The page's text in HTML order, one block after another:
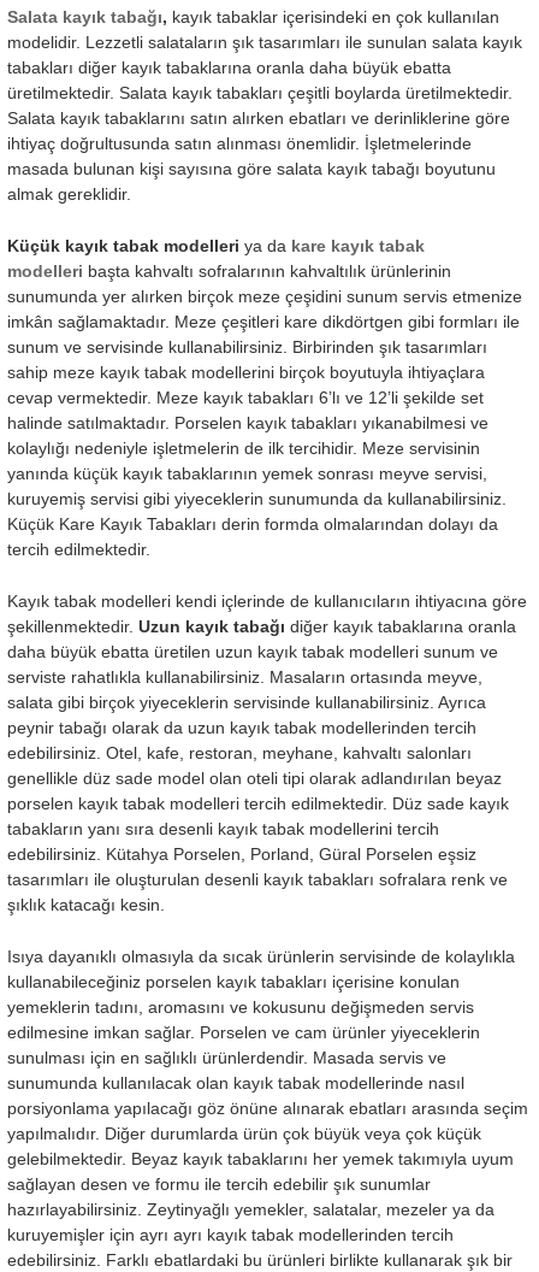
Salata kayık tabağı, kayık tabaklar içerisindeki en çok kullanılan
modelidir. Lezzetli salataların şık tasarımları ile sunulan salata kayık
tabakları diğer kayık tabaklarına oranla daha büyük ebatta
üretilmektedir. Salata kayık tabakları çeşitli boylarda üretilmektedir.
Salata kayık tabaklarını satın alırken ebatları ve derinliklerine göre
ihtiyaç doğrultusunda satın alınması önemlidir. İşletmelerinde
masada bulunan kişi sayısına göre salata kayık tabağı boyutunu
almak gereklidir.
Küçük kayık tabak modelleri ya da kare kayık tabak
modelleri başta kahvaltı sofralarının kahvaltılık ürünlerinin
sunumunda yer alırken birçok meze çeşidini sunum servis etmenize
imkân sağlamaktadır. Meze çeşitleri kare dikdörtgen gibi formları ile
sunum ve servisinde kullanabilirsiniz. Birbirinden şık tasarımları
sahip meze kayık tabak modellerini birçok boyutuyla ihtiyaçlara
cevap vermektedir. Meze kayık tabakları 6’lı ve 12’li şekilde set
halinde satılmaktadır. Porselen kayık tabakları yıkanabilmesi ve
kolaylığı nedeniyle işletmelerin de ilk tercihidir. Meze servisinin
yanında küçük kayık tabaklarının yemek sonrası meyve servisi,
kuruyemiş servisi gibi yiyeceklerin sunumunda da kullanabilirsiniz.
Küçük Kare Kayık Tabakları derin formda olmalarından dolayı da
tercih edilmektedir.
Kayık tabak modelleri kendi içlerinde de kullanıcıların ihtiyacına göre
şekillenmektedir. Uzun kayık tabağı diğer kayık tabaklarına oranla
daha büyük ebatta üretilen uzun kayık tabak modelleri sunum ve
serviste rahatlıkla kullanabilirsiniz. Masaların ortasında meyve,
salata gibi birçok yiyeceklerin servisinde kullanabilirsiniz. Ayrıca
peynir tabağı olarak da uzun kayık tabak modellerinden tercih
edebilirsiniz. Otel, kafe, restoran, meyhane, kahvaltı salonları
genellikle düz sade model olan oteli tipi olarak adlandırılan beyaz
porselen kayık tabak modelleri tercih edilmektedir. Düz sade kayık
tabakların yanı sıra desenli kayık tabak modellerini tercih
edebilirsiniz. Kütahya Porselen, Porland, Güral Porselen eşsiz
tasarımları ile oluşturulan desenli kayık tabakları sofralara renk ve
şıklık katacağı kesin.
Isıya dayanıklı olmasıyla da sıcak ürünlerin servisinde de kolaylıkla
kullanabileceğiniz porselen kayık tabakları içerisine konulan
yemeklerin tadını, aromasını ve kokusunu değişmeden servis
edilmesine imkan sağlar. Porselen ve cam ürünler yiyeceklerin
sunulması için en sağlıklı ürünlerdendir. Masada servis ve
sunumunda kullanılacak olan kayık tabak modellerinde nasıl
porsiyonlama yapılacağı göz önüne alınarak ebatları arasında seçim
yapılmalıdır. Diğer durumlarda ürün çok büyük veya çok küçük
gelebilmektedir. Beyaz kayık tabaklarını her yemek takımıyla uyum
sağlayan desen ve formu ile tercih edebilir şık sunumlar
hazırlayabilirsiniz. Zeytinyağlı yemekler, salatalar, mezeler ya da
kuruyemişler için ayrı ayrı kayık tabak modellerinden tercih
edebilirsiniz. Farklı ebatlardaki bu ürünleri birlikte kullanarak şık bir